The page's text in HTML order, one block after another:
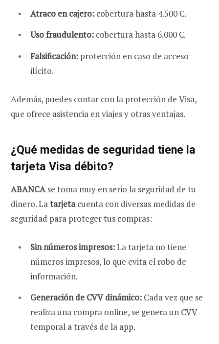
Atraco en cajero: cobertura hasta 4.500 €.
Uso fraudulento: cobertura hasta 6.000 €.
Falsificación: protección en caso de acceso
ilícito.
Además, puedes contar con la protección de Visa,
que ofrece asistencia en viajes y otras ventajas.
¿Qué medidas de seguridad tiene la
tarjeta Visa débito?
ABANCA se toma muy en serio la seguridad de tu
dinero. La tarjetacuenta con diversas medidas de
seguridad para proteger tus compras:
Sin números impresos:La tarjeta no tiene
números impresos, lo que evita el robo de
información.
Generación de CVV dinámico: Cada vez que se
realiza una compra online, se genera un CVV
temporal a través de la app.